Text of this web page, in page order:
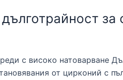
с високо натоварване
от цирконий с